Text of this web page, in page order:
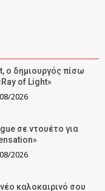
ο δημιουργός πίσω
of Light»
2026
σε ντουέτο για
2026
καλοκαιρινό σου